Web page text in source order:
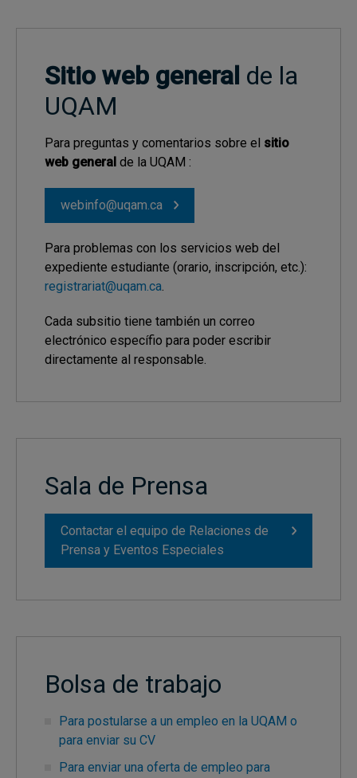
Sitio web general de la
UQAM
Para preguntas y comentarios sobre el sitio
web general de la UQAM :
webinfo@uqam.ca
Para problemas con los servicios web del
expediente estudiante (orario, inscripción, etc.):
registrariat@uqam.ca.
Cada subsitio tiene también un correo
electrónico específio para poder escribir
directamente al responsable.
Sala de Prensa
Contactar el equipo de Relaciones de
Prensa y Eventos Especiales
Bolsa de trabajo
Para postularse a un empleo en la UQAM o
para enviar su CV
Para enviar una oferta de empleo para